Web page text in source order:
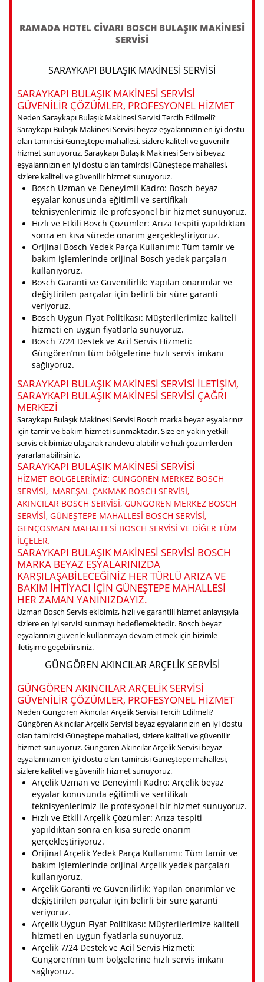
RAMADA HOTEL CIVARI BOSCH BULAŞIK MAKINESI
SERVISI
SARAYKAPI BULAŞIK MAKINESI SERVISI
SARAYKAPI BULAŞIK MAKINESI SERVISI
GÜVENILIR ÇÖZÜMLER, PROFESYONEL HIZMET
Neden Saraykapı Bulaşık Makinesi Servisi Tercih Edilmeli?
Saraykapı Bulaşık Makinesi Servisi beyaz eşyalarınızın en iyi dostu
olan tamircisi Güneştepe mahallesi, sizlere kaliteli ve güvenilir
hizmet sunuyoruz. Saraykapı Bulaşık Makinesi Servisi beyaz
eşyalarınızın en iyi dostu olan tamircisi Güneştepe mahallesi,
sizlere kaliteli ve güvenilir hizmet sunuyoruz.
Bosch Uzman ve Deneyimli Kadro: Bosch beyaz
eşyalar konusunda eğitimli ve sertifikalı
teknisyenlerimiz ile profesyonel bir hizmet sunuyoruz.
Hızlı ve Etkili Bosch Çözümler: Arıza tespiti yapıldıktan
sonra en kısa sürede onarım gerçekleştiriyoruz.
Orijinal Bosch Yedek Parça Kullanımı: Tüm tamir ve
bakım işlemlerinde orijinal Bosch yedek parçaları
kullanıyoruz.
Bosch Garanti ve Güvenilirlik: Yapılan onarımlar ve
değiştirilen parçalar için belirli bir süre garanti
veriyoruz.
Bosch Uygun Fiyat Politikası: Müşterilerimize kaliteli
hizmeti en uygun fiyatlarla sunuyoruz.
Bosch 7/24 Destek ve Acil Servis Hizmeti:
Güngören’nın tüm bölgelerine hızlı servis imkanı
sağlıyoruz.
SARAYKAPI BULAŞIK MAKINESI SERVISI ILETIŞIM,
SARAYKAPI BULAŞIK MAKINESI SERVISI ÇAĞRI
MERKEZI
Saraykapı Bulaşık Makinesi Servisi Bosch marka beyaz eşyalarınız
için tamir ve bakım hizmeti sunmaktadır. Size en yakın yetkili
servis ekibimize ulaşarak randevu alabilir ve hızlı çözümlerden
yararlanabilirsiniz.
SARAYKAPI BULAŞIK MAKINESI SERVISI
HIZMET BÖLGELERIMIZ: GÜNGÖREN MERKEZ BOSCH
SERVISI, MAREŞAL ÇAKMAK BOSCH SERVISI,
AKINCILAR BOSCH SERVISI, GÜNGÖREN MERKEZ BOSCH
SERVISI, GÜNEŞTEPE MAHALLESI BOSCH SERVISI,
GENÇOSMAN MAHALLESI BOSCH SERVISI VE DIĞER TÜM
ILÇELER.
SARAYKAPI BULAŞIK MAKINESI SERVISI BOSCH
MARKA BEYAZ EŞYALARINIZDA
KARŞILAŞABILECEĞINIZ HER TÜRLÜ ARIZA VE
BAKIM IHTIYACI IÇIN GÜNEŞTEPE MAHALLESI
HER ZAMAN YANINIZDAYIZ.
Uzman Bosch Servis ekibimiz, hızlı ve garantili hizmet anlayışıyla
sizlere en iyi servisi sunmayı hedeflemektedir. Bosch beyaz
eşyalarınızı güvenle kullanmaya devam etmek için bizimle
iletişime geçebilirsiniz.
GÜNGÖREN AKINCILAR ARÇELIK SERVISI
GÜNGÖREN AKINCILAR ARÇELIK SERVISI
GÜVENILIR ÇÖZÜMLER, PROFESYONEL HIZMET
Neden Güngören Akıncılar Arçelik Servisi Tercih Edilmeli?
Güngören Akıncılar Arçelik Servisi beyaz eşyalarınızın en iyi dostu
olan tamircisi Güneştepe mahallesi, sizlere kaliteli ve güvenilir
hizmet sunuyoruz. Güngören Akıncılar Arçelik Servisi beyaz
eşyalarınızın en iyi dostu olan tamircisi Güneştepe mahallesi,
sizlere kaliteli ve güvenilir hizmet sunuyoruz.
Arçelik Uzman ve Deneyimli Kadro: Arçelik beyaz
eşyalar konusunda eğitimli ve sertifikalı
teknisyenlerimiz ile profesyonel bir hizmet sunuyoruz.
Hızlı ve Etkili Arçelik Çözümler: Arıza tespiti
yapıldıktan sonra en kısa sürede onarım
gerçekleştiriyoruz.
Orijinal Arçelik Yedek Parça Kullanımı: Tüm tamir ve
bakım işlemlerinde orijinal Arçelik yedek parçaları
kullanıyoruz.
Arçelik Garanti ve Güvenilirlik: Yapılan onarımlar ve
değiştirilen parçalar için belirli bir süre garanti
veriyoruz.
Arçelik Uygun Fiyat Politikası: Müşterilerimize kaliteli
hizmeti en uygun fiyatlarla sunuyoruz.
Arçelik 7/24 Destek ve Acil Servis Hizmeti:
Güngören’nın tüm bölgelerine hızlı servis imkanı
sağlıyoruz.